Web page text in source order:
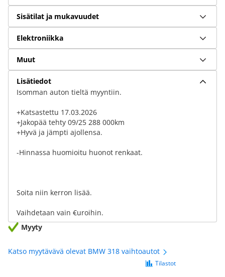
Sisätilat ja mukavuudet
Elektroniikka
Muut
Lisätiedot
Isomman auton tieltä myyntiin.
+Katsastettu 17.03.2026
+Jakopää tehty 09/25 288 000km
+Hyvä ja jämpti ajollensa.
-Hinnassa huomioitu huonot renkaat.
Soita niin kerron lisää.
Vaihdetaan vain €uroihin.
Myyty
Katso myytävävä olevat BMW 318 vaihtoautot
Tilastot